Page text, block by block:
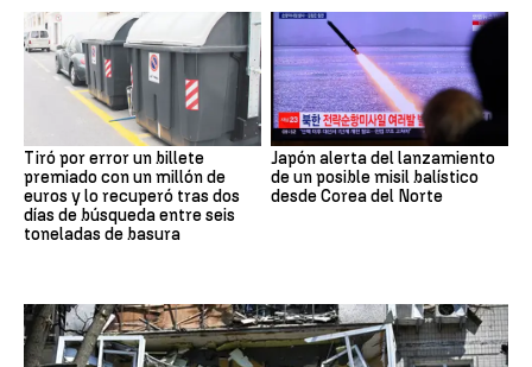
Tiró por error un billete
premiado con un millón de
euros y lo recuperó tras dos
días de búsqueda entre seis
toneladas de basura
Japón alerta del lanzamiento
de un posible misil balístico
desde Corea del Norte